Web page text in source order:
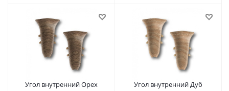
Угол внутренний Орех
Угол внутренний Дуб